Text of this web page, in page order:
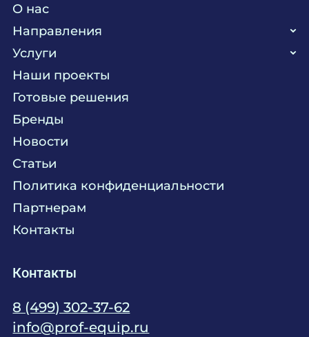
О нас
Направления
Кухня
Прачечная
Текстиль
Химия
Мебель
Комплексное оснащение
Услуги
Поставка аксессуаров и запасных частей
Сервисное обслуживание
Консалтинг
Технологическое проектирование
Продажа оборудования
Монтажные и пусконаладочные работы
Наши проекты
Готовые решения
Бренды
Новости
Статьи
Политика конфиденциальности
Партнерам
Контакты
Контакты
8 (499) 302-37-62
info@prof-equip.ru